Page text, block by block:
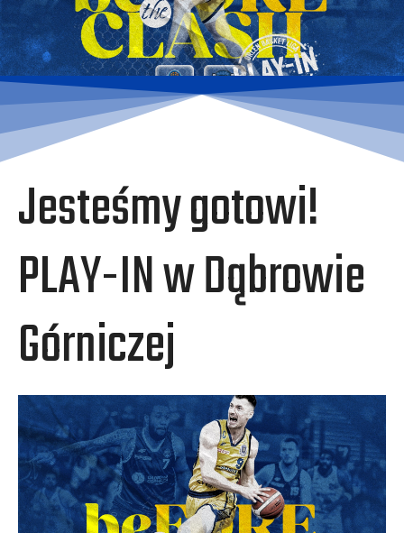
Jesteśmy gotowi!
PLAY-IN w Dąbrowie
Górniczej